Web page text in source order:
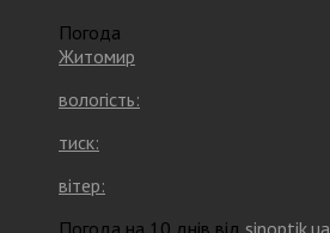
Погода
Житомир
вологість:
тиск:
вітер:
Погода на 10 днів від sinoptik.ua